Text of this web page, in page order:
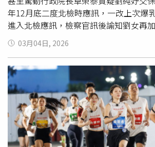
外。
年12月底二度北檢時應訊，一改上次爆
進入北檢應訊，檢察官訊後諭知劉女再
訴指出，劉純妤均係違反組織犯罪防制
段參與犯罪組織、修正前洗錢防制法第
罪嫌，均提起公訴。劉純妤爆乳燦笑走
紛肉搜起底劉女背景，發現劉女擁有國外
去曾是空姐，在天旭公司工作已7年，
是丈夫到地檢署辦理交保手續，她在社
「一步一步腳踏實地」。不過她去年12
一改過往的大膽作風，身穿海軍藍的長
韓系潮帽，快步走入法警室，全程帽沿
03月04日, 2026